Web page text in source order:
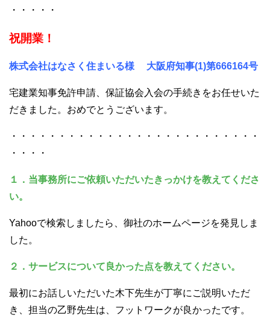
・・・・・
祝開業！
株式会社はなさく住まいる様 大阪府知事(1)第666164号
宅建業知事免許申請、保証協会入会の手続きをお任せいた
だきました。おめでとうございます。
・・・・・・・・・・・・・・・・・・・・・・・・・・
・・・・
１．当事務所にご依頼いただいたきっかけを教えてくださ
い。
Yahooで検索しましたら、御社のホームページを発見しま
した。
２．サービスについて良かった点を教えてください。
最初にお話しいただいた木下先生が丁寧にご説明いただ
き、担当の乙野先生は、フットワークが良かったです。